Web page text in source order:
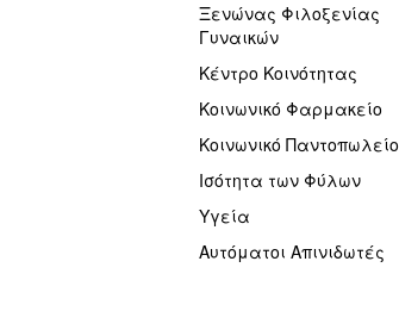
Ξενώνας Φιλοξενίας
Γυναικών
Κέντρο Κοινότητας
Κοινωνικό Φαρμακείο
Κοινωνικό Παντοπωλείο
Ισότητα των Φύλων
Υγεία
Αυτόματοι Απινιδωτές